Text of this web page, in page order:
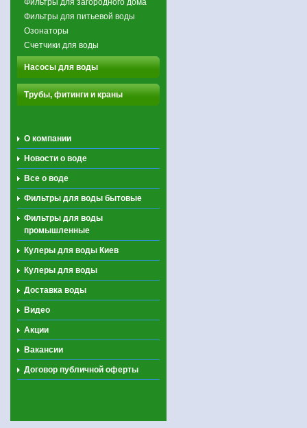
Фильтры для питьевой воды
Озонаторы
Счетчики для воды
Насосы для воды
Трубы, фитинги и краны
О компании
Новости о воде
Все о воде
Фильтры для воды бытовые
Фильтры для воды
промышленные
Кулеры для воды Киев
Кулеры для воды
Доставка воды
Видео
Акции
Вакансии
Договор публичной оферты